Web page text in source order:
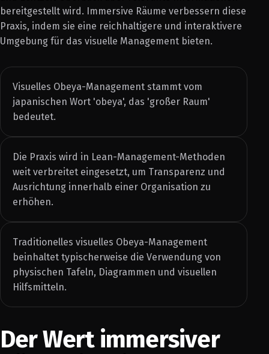
bereitgestellt wird. Immersive Räume verbessern diese
Praxis, indem sie eine reichhaltigere und interaktivere
Umgebung für das visuelle Management bieten.
Visuelles Obeya-Management stammt vom
japanischen Wort 'obeya', das 'großer Raum'
bedeutet.
Die Praxis wird in Lean-Management-Methoden
weit verbreitet eingesetzt, um Transparenz und
Ausrichtung innerhalb einer Organisation zu
erhöhen.
Traditionelles visuelles Obeya-Management
beinhaltet typischerweise die Verwendung von
physischen Tafeln, Diagrammen und visuellen
Hilfsmitteln.
Der Wert immersiver